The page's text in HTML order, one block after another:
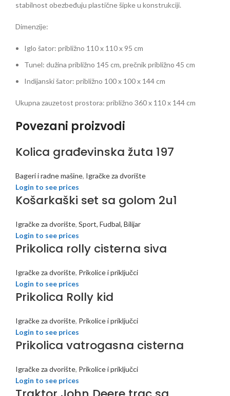
stabilnost obezbeđuju plastične šipke u konstrukciji.
Dimenzije:
Iglo šator: približno 110 x 110 x 95 cm
Tunel: dužina približno 145 cm, prečnik približno 45 cm
Indijanski šator: približno 100 x 100 x 144 cm
Ukupna zauzetost prostora: približno 360 x 110 x 144 cm
Povezani proizvodi
Kolica građevinska žuta 197
Bageri i radne mašine, Igračke za dvorište
Login to see prices
Košarkaški set sa golom 2u1
Igračke za dvorište, Sport, Fudbal, Bilijar
Login to see prices
Prikolica rolly cisterna siva
Igračke za dvorište, Prikolice i priključci
Login to see prices
Prikolica Rolly kid
Igračke za dvorište, Prikolice i priključci
Login to see prices
Prikolica vatrogasna cisterna
Igračke za dvorište, Prikolice i priključci
Login to see prices